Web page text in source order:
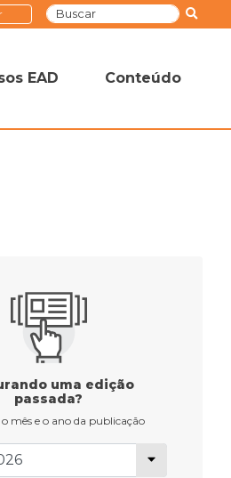
EAD Conteúdo
uma edição
passada?
o mês e o ano da publicação